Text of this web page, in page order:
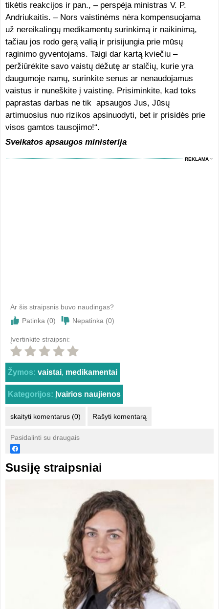
tikėtis reakcijos ir pan., – perspėja ministras V. P.
Andriukaitis. – Nors vaistinėms nėra kompensuojama
už nereikalingų medikamentų surinkimą ir naikinimą,
tačiau jos rodo gerą valią ir prisijungia prie mūsų
raginimo gyventojams. Taigi dar kartą kviečiu –
peržiūrėkite savo vaistų dėžutę ar stalčių, kurie yra
daugumoje namų, surinkite senus ar nenaudojamus
vaistus ir nuneškite į vaistinę. Prisiminkite, kad toks
paprastas darbas ne tik apsaugos Jus, Jūsų
artimuosius nuo rizikos apsinuodyti, bet ir prisidės prie
visos gamtos tausojimo!“.
Sveikatos apsaugos ministerija
REKLAMA
Ar šis straipsnis buvo naudingas?
Patinka (0) Nepatinka (0)
Įvertinkite straipsni:
Žymos: vaistai, medikamentai
Kategorijos: Įvairios naujienos
skaityti komentarus (0) Rašyti komentarą
Pasidalinti su draugais
Susiję straipsniai